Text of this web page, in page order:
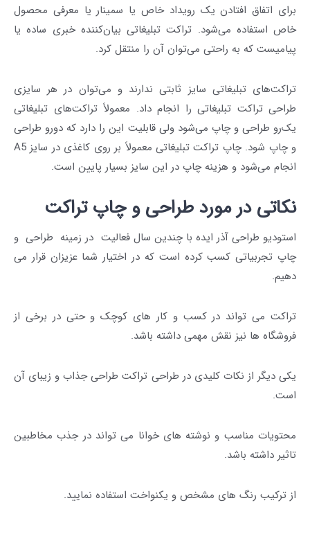
برای اتفاق افتادن یک رویداد خاص یا سمینار یا معرفی محصول
خاص استفاده می‌شود. تراکت تبلیغاتی بیان‌کننده خبری ساده یا
پیامیست که به راحتی می‌توان آن را منتقل کرد.
تراکت‌های تبلیغاتی سایز ثابتی ندارند و می‌توان در هر سایزی
طراحی تراکت تبلیغاتی را انجام داد. معمولاً تراکت‌های تبلیغاتی
یک‌رو طراحی و چاپ می‌شود ولی قابلیت این را دارد که دورو طراحی
و چاپ شود. چاپ تراکت تبلیغاتی معمولاً بر روی کاغذی در سایز A5
انجام می‌شود و هزینه چاپ در این سایز بسیار پایین است.
نکاتی در مورد طراحی و چاپ تراکت
استودیو طراحی آذر ایده با چندین سال فعالیت در زمینه طراحی و
چاپ تجربیاتی کسب کرده است که در اختیار شما عزیزان قرار می
دهیم.
تراکت می تواند در کسب و کار های کوچک و حتی در برخی از
فروشگاه ها نیز نقش مهمی داشته باشد.
یکی دیگر از نکات کلیدی در طراحی تراکت طراحی جذاب و زیبای آن
است.
محتویات مناسب و نوشته های خوانا می تواند در جذب مخاطبین
تاثیر داشته باشد.
از ترکیب رنگ های مشخص و یکنواخت استفاده نمایید.